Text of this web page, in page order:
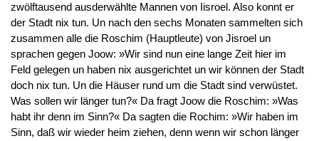
zwölftausend ausderwählte Mannen von Iisroel. Also konnt er
der Stadt nix tun. Un nach den sechs Monaten sammelten sich
zusammen alle die Roschim (Hauptleute) von Jisroel un
sprachen gegen Joow: »Wir sind nun eine lange Zeit hier im
Feld gelegen un haben nix ausgerichtet un wir können der Stadt
doch nix tun. Un die Häuser rund um die Stadt sind verwüstet.
Was sollen wir länger tun?« Da fragt Joow die Roschim: »Was
habt ihr denn im Sinn?« Da sagten die Rochim: »Wir haben im
Sinn, daß wir wieder heim ziehen, denn wenn wir schon länger